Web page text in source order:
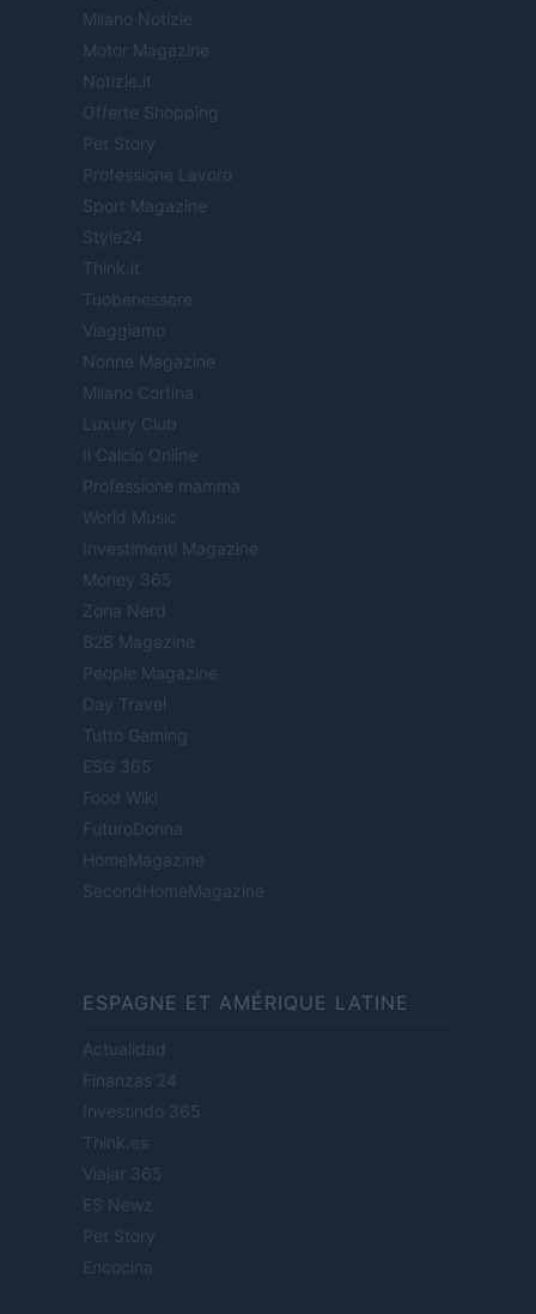
Milano Notizie
Motor Magazine
Notizie.it
Offerte Shopping
Pet Story
Professione Lavoro
Sport Magazine
Style24
Think.it
Tuobenessere
Viaggiamo
Nonne Magazine
Milano Cortina
Luxury Club
Il Calcio Online
Professione mamma
World Music
Investimenti Magazine
Money 365
Zona Nerd
B2B Magazine
People Magazine
Day Travel
Tutto Gaming
ESG 365
Food Wiki
FuturoDonna
HomeMagazine
SecondHomeMagazine
ESPAGNE ET AMÉRIQUE LATINE
Actualidad
Finanzas 24
Investindo 365
Think.es
Viajar 365
ES Newz
Pet Story
Encocina